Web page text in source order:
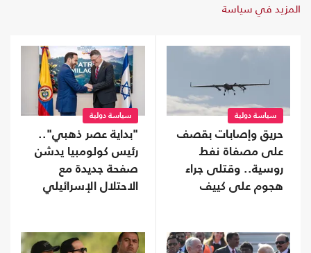
المزيد في سياسة
سياسة دولية
حريق وإصابات بقصف
على مصفاة نفط
روسية.. وقتلى جراء
هجوم على كييف
سياسة دولية
"بداية عصر ذهبي"..
رئيس كولومبيا يدشن
صفحة جديدة مع
الاحتلال الإسرائيلي